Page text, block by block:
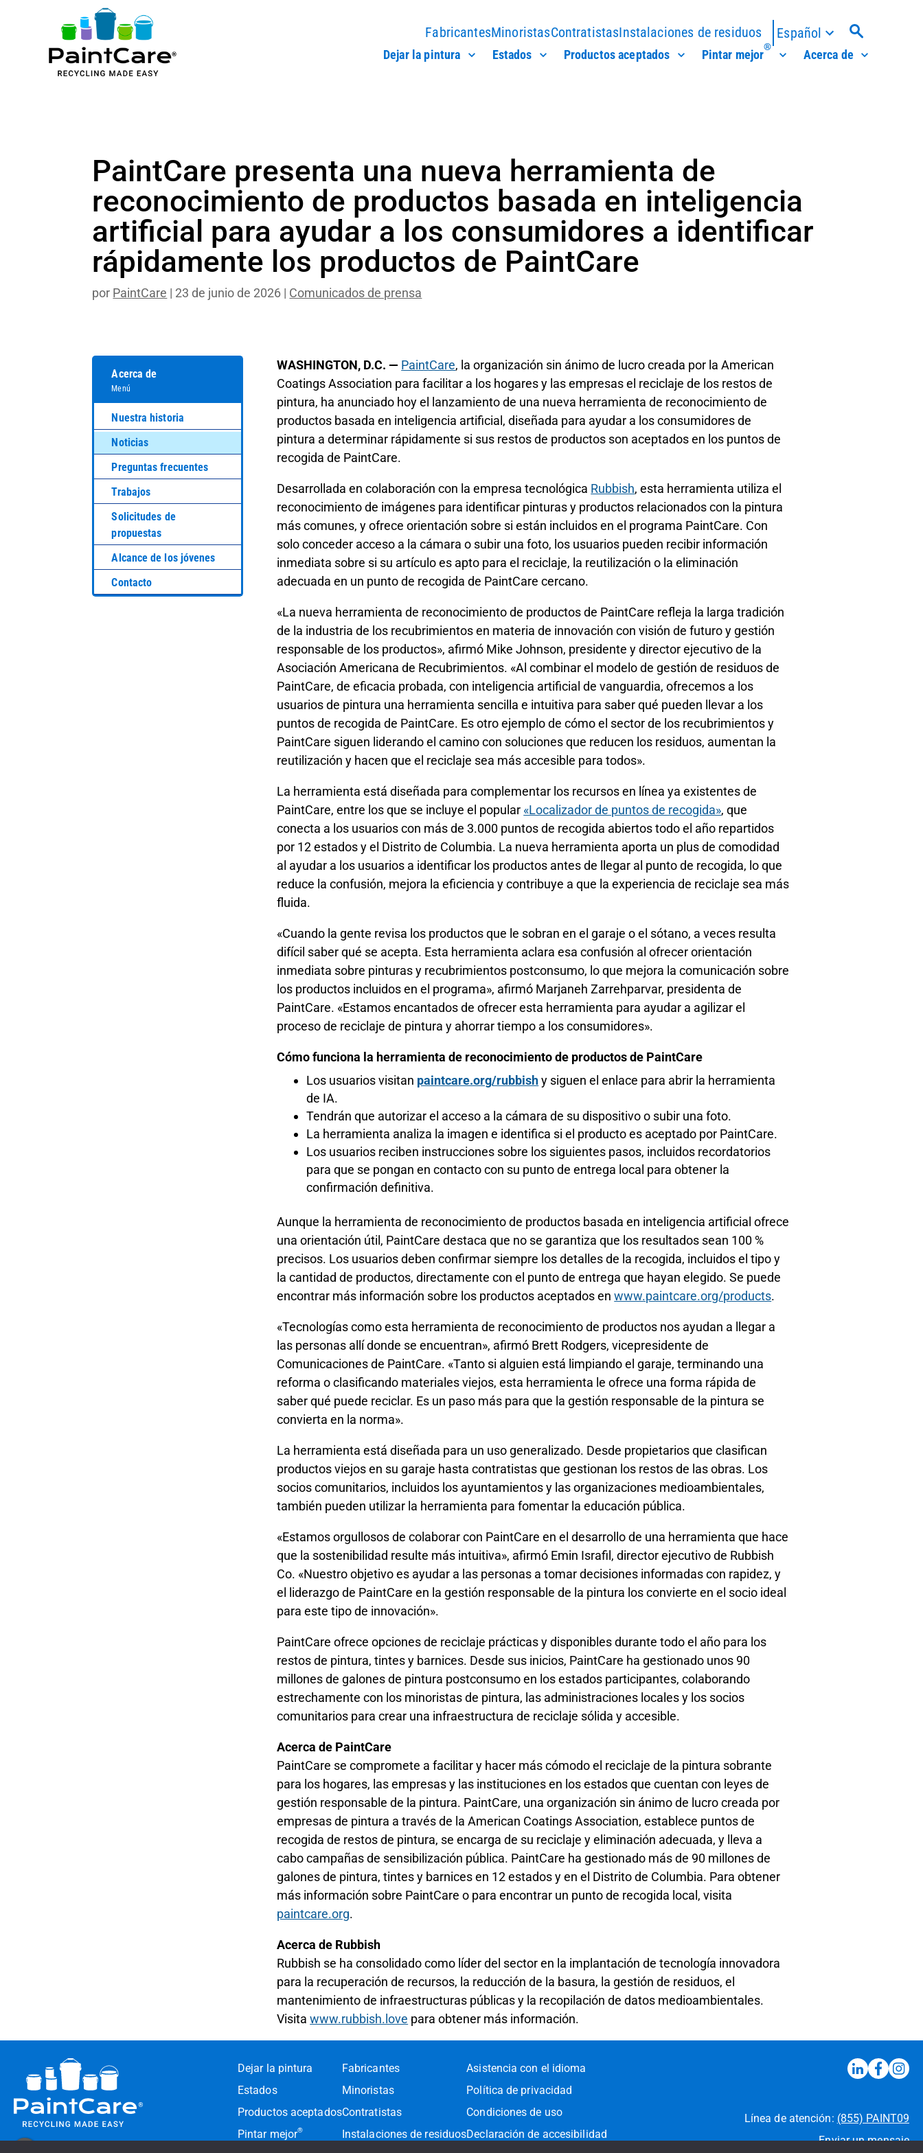
FabricantesMinoristasContratistasInstalaciones de residuos Español
Dejar la pintura Estados Productos aceptados Pintar mejor
®
Acerca de
PaintCare presenta una nueva herramienta de
reconocimiento de productos basada en inteligencia
artificial para ayudar a los consumidores a identificar
rápidamente los productos de PaintCare
por PaintCare | 23 de junio de 2026 | Comunicados de prensa
Acerca de
Menú
Nuestra historia
Noticias
Preguntas frecuentes
Trabajos
Solicitudes de
propuestas
Alcance de los jóvenes
Contacto
WASHINGTON, D.C. — PaintCare, la organización sin ánimo de lucro creada por la American
Coatings Association para facilitar a los hogares y las empresas el reciclaje de los restos de
pintura, ha anunciado hoy el lanzamiento de una nueva herramienta de reconocimiento de
productos basada en inteligencia artificial, diseñada para ayudar a los consumidores de
pintura a determinar rápidamente si sus restos de productos son aceptados en los puntos de
recogida de PaintCare.
Desarrollada en colaboración con la empresa tecnológica Rubbish, esta herramienta utiliza el
reconocimiento de imágenes para identificar pinturas y productos relacionados con la pintura
más comunes, y ofrece orientación sobre si están incluidos en el programa PaintCare. Con
solo conceder acceso a la cámara o subir una foto, los usuarios pueden recibir información
inmediata sobre si su artículo es apto para el reciclaje, la reutilización o la eliminación
adecuada en un punto de recogida de PaintCare cercano.
«La nueva herramienta de reconocimiento de productos de PaintCare refleja la larga tradición
de la industria de los recubrimientos en materia de innovación con visión de futuro y gestión
responsable de los productos», afirmó Mike Johnson, presidente y director ejecutivo de la
Asociación Americana de Recubrimientos. «Al combinar el modelo de gestión de residuos de
PaintCare, de eficacia probada, con inteligencia artificial de vanguardia, ofrecemos a los
usuarios de pintura una herramienta sencilla e intuitiva para saber qué pueden llevar a los
puntos de recogida de PaintCare. Es otro ejemplo de cómo el sector de los recubrimientos y
PaintCare siguen liderando el camino con soluciones que reducen los residuos, aumentan la
reutilización y hacen que el reciclaje sea más accesible para todos».
La herramienta está diseñada para complementar los recursos en línea ya existentes de
PaintCare, entre los que se incluye el popular «Localizador de puntos de recogida», que
conecta a los usuarios con más de 3.000 puntos de recogida abiertos todo el año repartidos
por 12 estados y el Distrito de Columbia. La nueva herramienta aporta un plus de comodidad
al ayudar a los usuarios a identificar los productos antes de llegar al punto de recogida, lo que
reduce la confusión, mejora la eficiencia y contribuye a que la experiencia de reciclaje sea más
fluida.
«Cuando la gente revisa los productos que le sobran en el garaje o el sótano, a veces resulta
difícil saber qué se acepta. Esta herramienta aclara esa confusión al ofrecer orientación
inmediata sobre pinturas y recubrimientos postconsumo, lo que mejora la comunicación sobre
los productos incluidos en el programa», afirmó Marjaneh Zarrehparvar, presidenta de
PaintCare. «Estamos encantados de ofrecer esta herramienta para ayudar a agilizar el
proceso de reciclaje de pintura y ahorrar tiempo a los consumidores».
Cómo funciona la herramienta de reconocimiento de productos de PaintCare
Los usuarios visitan paintcare.org/rubbishy siguen el enlace para abrir la herramienta
de IA.
Tendrán que autorizar el acceso a la cámara de su dispositivo o subir una foto.
La herramienta analiza la imagen e identifica si el producto es aceptado por PaintCare.
Los usuarios reciben instrucciones sobre los siguientes pasos, incluidos recordatorios
para que se pongan en contacto con su punto de entrega local para obtener la
confirmación definitiva.
Aunque la herramienta de reconocimiento de productos basada en inteligencia artificial ofrece
una orientación útil, PaintCare destaca que no se garantiza que los resultados sean 100 %
precisos. Los usuarios deben confirmar siempre los detalles de la recogida, incluidos el tipo y
la cantidad de productos, directamente con el punto de entrega que hayan elegido. Se puede
encontrar más información sobre los productos aceptados enwww.paintcare.org/products.
«Tecnologías como esta herramienta de reconocimiento de productos nos ayudan a llegar a
las personas allí donde se encuentran», afirmó Brett Rodgers, vicepresidente de
Comunicaciones de PaintCare. «Tanto si alguien está limpiando el garaje, terminando una
reforma o clasificando materiales viejos, esta herramienta le ofrece una forma rápida de
saber qué puede reciclar. Es un paso más para que la gestión responsable de la pintura se
convierta en la norma».
La herramienta está diseñada para un uso generalizado. Desde propietarios que clasifican
productos viejos en su garaje hasta contratistas que gestionan los restos de las obras. Los
socios comunitarios, incluidos los ayuntamientos y las organizaciones medioambientales,
también pueden utilizar la herramienta para fomentar la educación pública.
«Estamos orgullosos de colaborar con PaintCare en el desarrollo de una herramienta que hace
que la sostenibilidad resulte más intuitiva», afirmó Emin Israfil, director ejecutivo de Rubbish
Co. «Nuestro objetivo es ayudar a las personas a tomar decisiones informadas con rapidez, y
el liderazgo de PaintCare en la gestión responsable de la pintura los convierte en el socio ideal
para este tipo de innovación».
PaintCare ofrece opciones de reciclaje prácticas y disponibles durante todo el año para los
restos de pintura, tintes y barnices. Desde sus inicios, PaintCare ha gestionado unos 90
millones de galones de pintura postconsumo en los estados participantes, colaborando
estrechamente con los minoristas de pintura, las administraciones locales y los socios
comunitarios para crear una infraestructura de reciclaje sólida y accesible.
Acerca de PaintCare
PaintCare se compromete a facilitar y hacer más cómodo el reciclaje de la pintura sobrante
para los hogares, las empresas y las instituciones en los estados que cuentan con leyes de
gestión responsable de la pintura. PaintCare, una organización sin ánimo de lucro creada por
empresas de pintura a través de la American Coatings Association, establece puntos de
recogida de restos de pintura, se encarga de su reciclaje y eliminación adecuada, y lleva a
cabo campañas de sensibilización pública. PaintCare ha gestionado más de 90 millones de
galones de pintura, tintes y barnices en 12 estados y en el Distrito de Columbia. Para obtener
más información sobre PaintCare o para encontrar un punto de recogida local, visita
paintcare.org.
Acerca de Rubbish
Rubbish se ha consolidado como líder del sector en la implantación de tecnología innovadora
para la recuperación de recursos, la reducción de la basura, la gestión de residuos, el
mantenimiento de infraestructuras públicas y la recopilación de datos medioambientales.
Visitawww.rubbish.love para obtener más información.
Dejar la pintura
Estados
Productos aceptados
Pintar mejor®
Fabricantes
Minoristas
Contratistas
Instalaciones de residuos
Asistencia con el idioma
Política de privacidad
Condiciones de uso
Declaración de accesibilidad
Línea de atención: (855) PAINT09
Enviar un mensaje